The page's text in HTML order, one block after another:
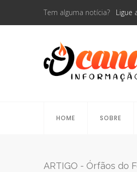
Tem alguma notícia? Ligue
HOME SOBRE
ARTIGO - Órfãos do